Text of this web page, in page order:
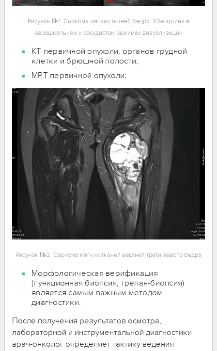
Рисунок №1. Саркома мягких тканей бедра. УЗ-картина в
серошкальном и сосудистом режимах визуализации
КТ первичной опухоли, органов грудной
клетки и брюшной полости;
МРТ первичной опухоли;
Рисунок №2. Саркома мягких тканей верхней трети левого бедра
Морфологическая верификация
(пункционная биопсия, трепан-биопсия)
является самым важным методом
диагностики.
После получения результатов осмотра,
лабораторной и инструментальной диагностики
врач-онколог определяет тактику ведения